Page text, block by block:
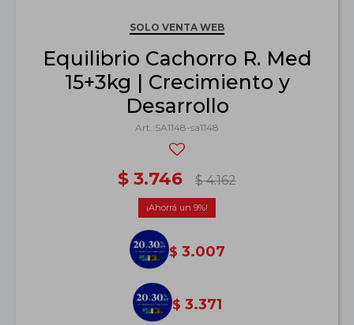
SOLO VENTA WEB
Equilibrio Cachorro R. Med
15+3kg | Crecimiento y
Desarrollo
SA1148-sa1148
$ 3.746 $ 4.162
9
$ 3.007
$ 3.371